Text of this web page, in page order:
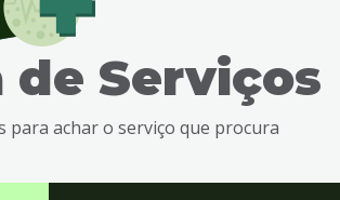
de Serviços
para achar o serviço que procura